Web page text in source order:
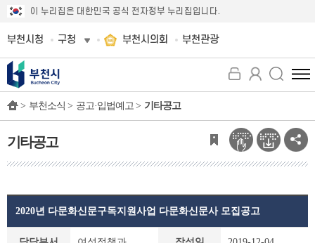
이 누리집은 대한민국 공식 전자정부 누리집입니다.
부천시청 구청 부천시의회 부천관광
전
체
뉴
보
기
> 부천소식 > 공고·입법예고 > 기타공고
기타공고
2020년 다문화신문구독지원사업 다문화신문사 모집공고